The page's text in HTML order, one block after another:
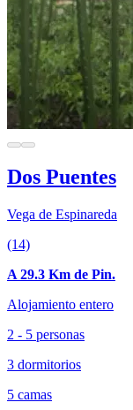
Dos Puentes
Vega de Espinareda
(14)
A 29.3 Km de Pin.
Alojamiento entero
2 - 5 personas
3 dormitorios
5 camas